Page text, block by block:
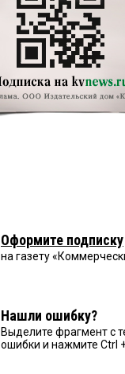
Оформите подписку
на газету
Нашли ошибку?
Выделите фрагмент с
ошибки и нажмите Ctrl